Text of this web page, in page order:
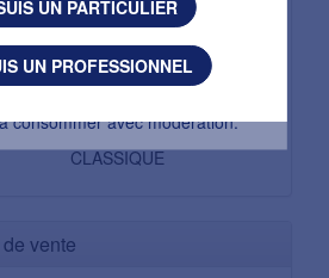
Non
CASTEL FRERES
ROSE
CLASSIQUE
vente
consommer avec modération.
UN PARTICULIER
UN PROFESSIONNEL